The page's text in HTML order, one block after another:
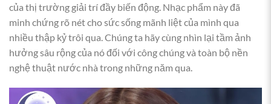
của thị trường giải trí đầy biến động. Nhạc phẩm này đã
minh chứng rõ nét cho sức sống mãnh liệt của mình qua
nhiều thập kỷ trôi qua. Chúng ta hãy cùng nhìn lại tầm ảnh
hưởng sâu rộng của nó đối với công chúng và toàn bộ nền
nghệ thuật nước nhà trong những năm qua.